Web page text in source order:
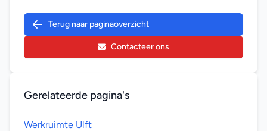
Terug naar paginaoverzicht
Contacteer ons
Gerelateerde pagina's
Werkruimte Ulft